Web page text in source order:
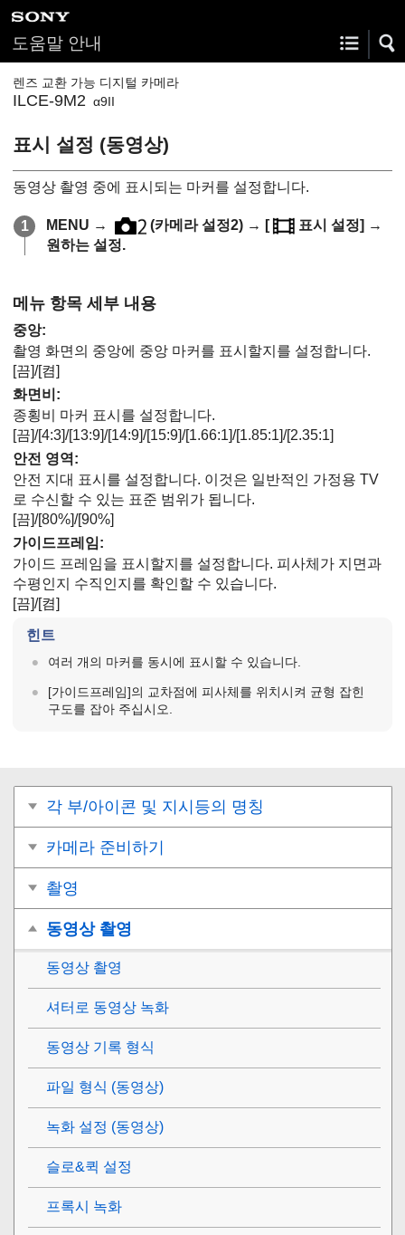
도움말 안내
렌즈 교환 가능 디지털 카메라
ILCE-9M2 α9II
표시 설정 (동영상)
동영상 촬영 중에 표시되는 마커를 설정합니다.
MENU → (카메라 설정2) → [ 표시 설정] →
원하는 설정.
메뉴 항목 세부 내용
중앙:
촬영 화면의 중앙에 중앙 마커를 표시할지를 설정합니다.
[끔]/[켬]
화면비 :
종횡비 마커 표시를 설정합니다.
[끔]/[4:3]/[13:9]/[14:9]/[15:9]/[1.66:1]/[1.85:1]/[2.35:1]
안전 영역 :
안전 지대 표시를 설정합니다. 이것은 일반적인 가정용 TV
로 수신할 수 있는 표준 범위가 됩니다.
[끔]/[80%]/[90%]
가이드프레임:
가이드 프레임을 표시할지를 설정합니다. 피사체가 지면과
수평인지 수직인지를 확인할 수 있습니다.
[끔]/[켬]
힌트
여러 개의 마커를 동시에 표시할 수 있습니다.
[가이드프레임]의 교차점에 피사체를 위치시켜 균형 잡힌
구도를 잡아 주십시오.
각 부/아이콘 및 지시등의 명칭
카메라 준비하기
촬영
동영상 촬영
동영상 촬영
셔터로 동영상 녹화
동영상 기록 형식
파일 형식 (동영상)
녹화 설정 (동영상)
슬로&퀵 설정
프록시 녹화